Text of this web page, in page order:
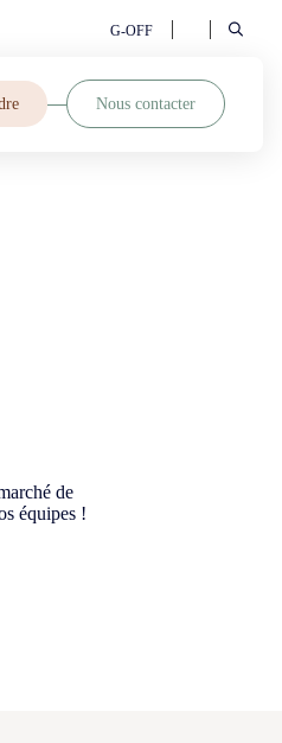
Nous contacter
G-OFF
de
équipes !